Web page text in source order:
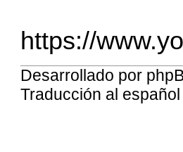
https://
Desarrollado por
Traducción al